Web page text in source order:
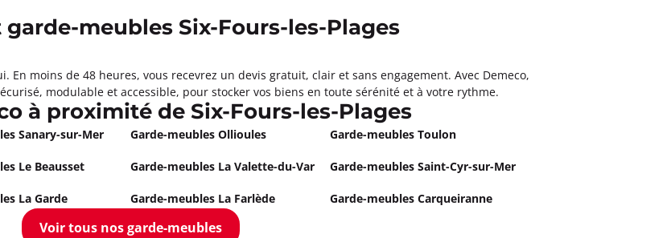
meubles Six-Fours-les-Plages
En moins de 48 heures, vous recevrez un devis gratuit, clair et sans engagement. Avec Demeco,
modulable et accessible, pour stocker vos biens en toute sérénité et à votre rythme.
à proximité de Six-Fours-les-Plages
Sanary-sur-Mer Garde-meubles Ollioules Garde-meubles Toulon
Le Beausset Garde-meubles La Valette-du-Var Garde-meubles Saint-Cyr-sur-Mer
La Garde Garde-meubles La Farlède Garde-meubles Carqueiranne
Voir tous nos garde-meubles